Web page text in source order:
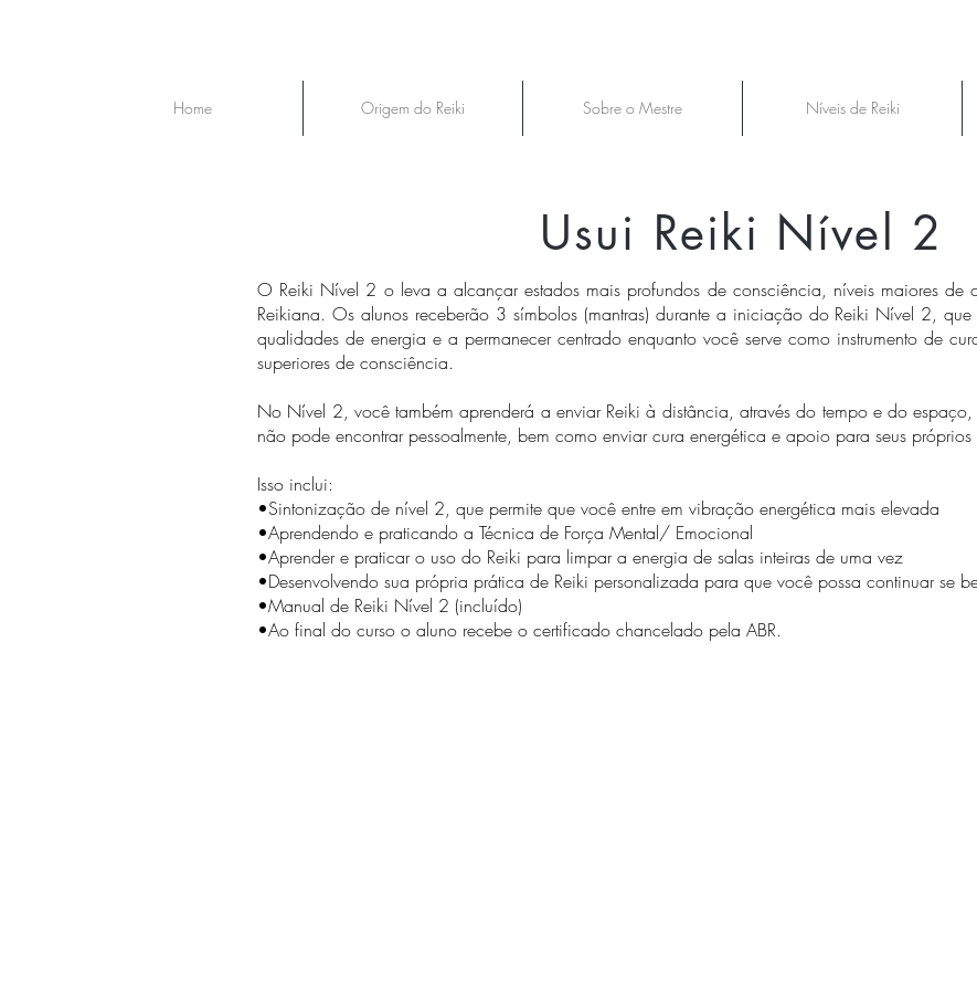
Home Origem do Reiki Sobre o Mestre Níveis de Reiki
Usui Reiki Nível 2
O Reiki Nível 2 o leva a alcançar estados mais profundos de consciência, níveis maiores de
Reikiana. Os alunos receberão 3 símbolos (mantras) durante a iniciação do Reiki Nível 2,
qualidades de energia e a permanecer centrado enquanto você serve como instrumento de
superiores de consciência.
No Nível 2, você também aprenderá a enviar Reiki à distância, através do tempo e do
não pode encontrar pessoalmente, bem como enviar cura energética e apoio para seus
Isso inclui:
•Sintonização de nível 2, que permite que você entre em vibração energética mais elevada
•Aprendendo e praticando a Técnica de Força Mental/ Emocional
•Aprender e praticar o uso do Reiki para limpar a energia de salas inteiras de uma vez
•Desenvolvendo sua própria prática de Reiki personalizada para que você possa continuar se
•Manual de Reiki Nível 2 (incluído)
•Ao final do curso o aluno recebe o certificado chancelado pela ABR.